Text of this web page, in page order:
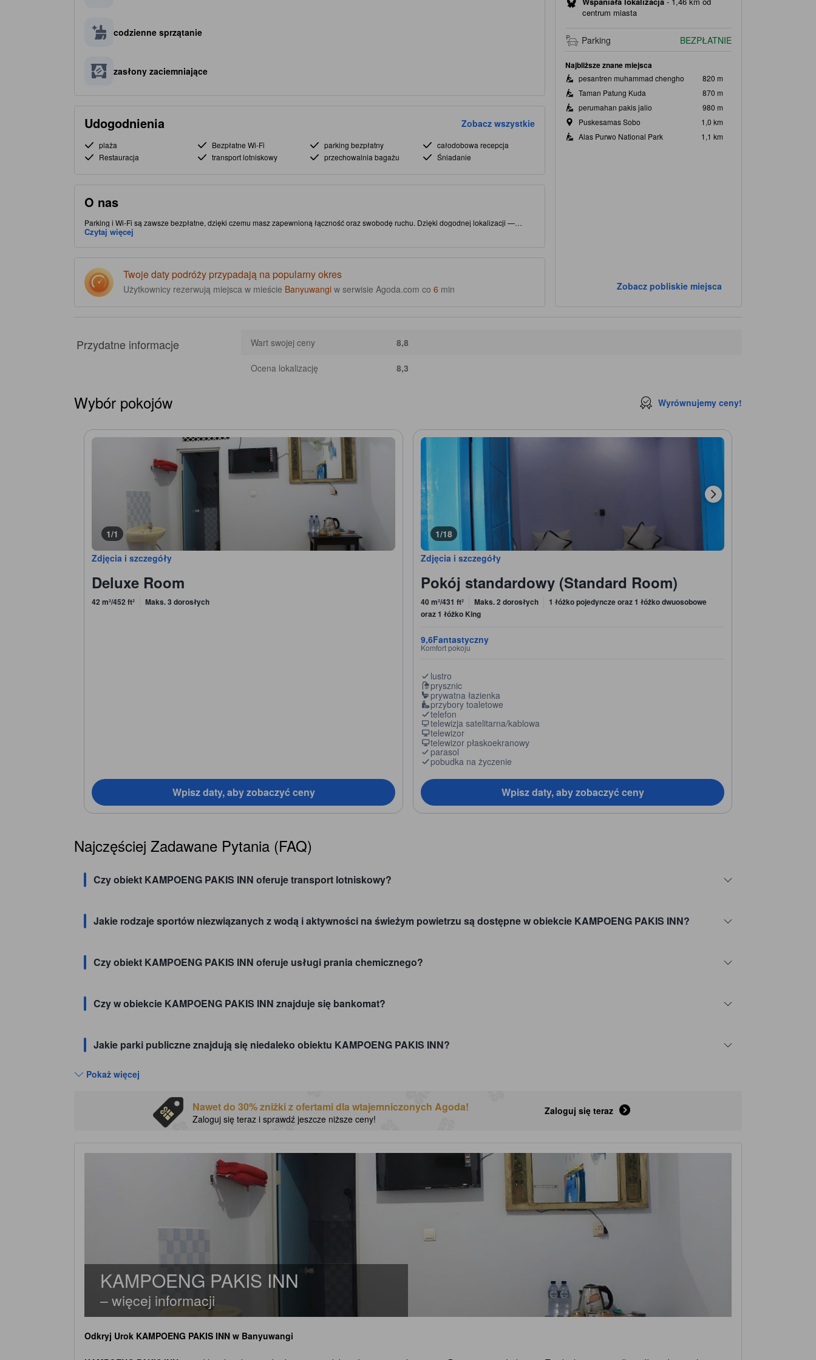
codzienne sprzątanie
zasłony zaciemniające
Udogodnienia Zobacz wszystkie
plaża Bezpłatne Wi-Fi parking bezpłatny
całodobowa recepcja
Restauracja
transport lotniskowy przechowalnia bagażu Śniadanie
O nas
Parking i Wi-Fi są zawsze bezpłatne, dzięki czemu masz zapewnioną łączność oraz swobodę ruchu. Dzięki dogodnej lokalizacji —
Banyuwangi Town w mieście Banyuwangi — ten obiekt zapewnia łatwy dostęp do atrakcji i ciekawych lokali gastronomicznych.
Koniecznie zobacz słynne atrakcje, takie jak Port lotniczy Banyuwangi. Obiekt oferuje restauracja, dzięki czemu pobyt jest jeszcze
Czytaj więcej
Twoje daty podróży przypadają na popularny okres
Użytkownicy rezerwują miejsca w mieście Banyuwangi w serwisie Agoda.com co 6 min
centrum miasta
Parking BEZPŁATNIE
Najbliższe znane miejsca
pesantren muhammad chengho
820 m
Taman Patung Kuda
870 m
perumahan pakis jalio
980 m
Puskesamas Sobo
1,0 km
Alas Purwo National Park
1,1 km
Zobacz pobliskie miejsca
Przydatne informacje Wart swojej ceny 8,8
Ocena lokalizację 8,3
Wybór pokojów Wyrównujemy ceny!
1/1
Zdjęcia i szczegóły
Deluxe Room
42 m²/452 ft² Maks. 3 dorosłych
Wpisz daty, aby zobaczyć ceny
1/18
Zdjęcia i szczegóły
Pokój standardowy (Standard Room)
40 m²/431 ft² Maks. 2 dorosłych
1 łóżko pojedyncze oraz 1 łóżko dwuosobowe
oraz 1 łóżko King
9,6Fantastyczny
Komfort pokoju
lustro
prysznic
prywatna łazienka
przybory toaletowe
telefon
telewizja satelitarna/kablowa
telewizor
telewizor płaskoekranowy
parasol
pobudka na życzenie
Wpisz daty, aby zobaczyć ceny
Najczęściej Zadawane Pytania (FAQ)
Czy obiekt KAMPOENG PAKIS INN oferuje transport lotniskowy?
Jakie rodzaje sportów niezwiązanych z wodą i aktywności na świeżym powietrzu są dostępne w obiekcie KAMPOENG PAKIS INN?
Czy obiekt KAMPOENG PAKIS INN oferuje usługi prania chemicznego?
Czy w obiekcie KAMPOENG PAKIS INN znajduje się bankomat?
Jakie parki publiczne znajdują się niedaleko obiektu KAMPOENG PAKIS INN?
Pokaż więcej
Nawet do 30% zniżki z ofertami dla wtajemniczonych Agoda!
Zaloguj się teraz i sprawdź jeszcze niższe ceny!
Zaloguj się teraz
KAMPOENG PAKIS INN
– więcej informacji
Odkryj Urok KAMPOENG PAKIS INN w Banyuwangi